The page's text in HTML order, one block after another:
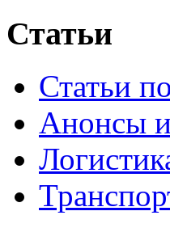
Статьи
Статьи
Анонсы